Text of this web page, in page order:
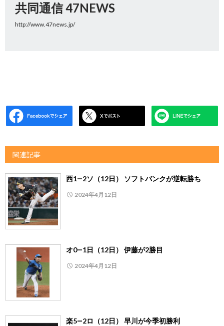
共同通信 47NEWS
http://www.47news.jp/
関連記事
西1―2ソ（12日） ソフトバンクが逆転勝ち
2024年4月12日
オ0―1日（12日） 伊藤が2勝目
2024年4月12日
楽5―2ロ（12日） 早川が今季初勝利